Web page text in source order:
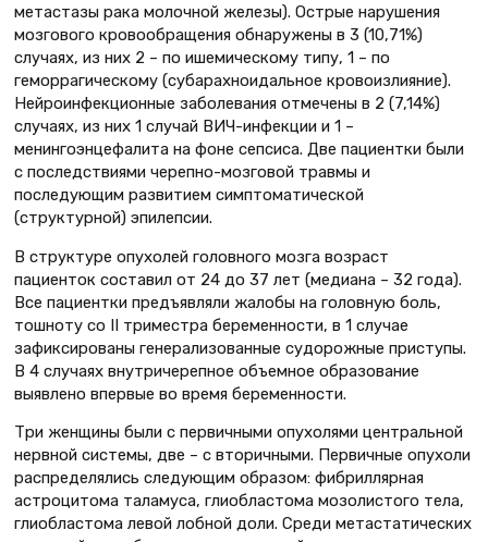
метастазы рака молочной железы). Острые нарушения
мозгового кровообращения обнаружены в 3 (10,71%)
случаях, из них 2 – по ишемическому типу, 1 – по
геморрагическому (субарахноидальное кровоизлияние).
Нейроинфекционные заболевания отмечены в 2 (7,14%)
случаях, из них 1 случай ВИЧ-инфекции и 1 –
менингоэнцефалита на фоне сепсиса. Две пациентки были
с последствиями черепно-мозговой травмы и
последующим развитием симптоматической
(структурной) эпилепсии.
В структуре опухолей головного мозга возраст
пациенток составил от 24 до 37 лет (медиана – 32 года).
Все пациентки предъявляли жалобы на головную боль,
тошноту со II триместра беременности, в 1 случае
зафиксированы генерализованные судорожные приступы.
В 4 случаях внутричерепное объемное образование
выявлено впервые во время беременности.
Три женщины были с первичными опухолями центральной
нервной системы, две – с вторичными. Первичные опухоли
распределялись следующим образом: фибриллярная
астроцитома таламуса, глиобластома мозолистого тела,
глиобластома левой лобной доли. Среди метастатических